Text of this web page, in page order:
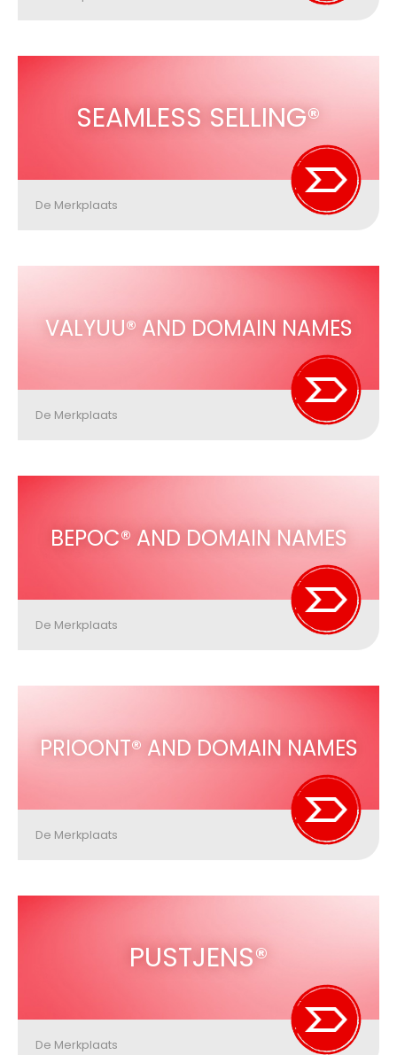
SEAMLESS SELLING®
De Merkplaats
VALYUU® AND DOMAIN NAMES
De Merkplaats
BEPOC® AND DOMAIN NAMES
De Merkplaats
PRIOONT® AND DOMAIN NAMES
De Merkplaats
PUSTJENS®
De Merkplaats